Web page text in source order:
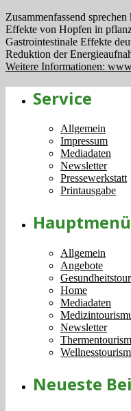
Zusammenfassend
Effekte von Hopfen in
Gastrointestinale Effekte
Reduktion der
Weitere Informationen:
Service
Allgemein
Impressum
Mediadaten
Newsletter
Pressewerkstatt
Printausgabe
Hauptmenü
Allgemein
Angebote
Home
Mediadaten
Newsletter
Neueste